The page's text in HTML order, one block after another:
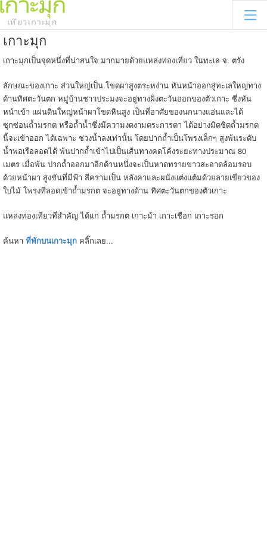
เกาะมุก
เกาะมุกเป็นจุดหนึ่งที่น่าสนใจ มากมายด้วยแหล่งท่องเที่ยว ในทะเล จ. ตรัง
ลักษณะของเกาะ ส่วนใหญ่เป็น โขดผาสูงตระหง่าน หันหน้าออกสู่ทะเลใหญ่ทาง
ด้านทิศตะวันตก หมู่บ้านชาวประมงจะอยู่ทางฝั่งตะวันออกของตัวเกาะ ซึ่งหัน
หน้าเข้า แผ่นดินใหญ่หน้าผาโขดหินสูง เป็นที่อาศัยของนกนางแอ่นและได้
ซุกซ่อนถ้ำมรกต หรือถ้ำน้ำซึ่งมีความงดงามตระการตา ได้อย่างมิดชิดถ้ำมรกต
นี้จะเข้าออก ได้เฉพาะ ช่วงน้ำลงเท่านั้น โดยปากถ้ำเป็นโพรงเล็กๆ สูงพ้นระดับ
น้ำพอเรือลอดได้ พ้นปากถ้ำเข้าไปเป็นเส้นทางคดโค้งระยะทางประมาณ 80
เมตร เมื่อพ้น ปากถ้ำออกมาอีกด้านหนึ่งจะเป็นหาดทรายขาวสะอาดล้อมรอบ
ด้วยหน้าผา สูงชันที่มีฟ้า สีครามเป็น หลังคาและผนังแต่งแต้มด้วยลายเขียวของ
ใบไม้ โพรงที่ลอดเข้าถ้ำมรกต จะอยู่ทางด้าน ทิศตะวันตกของตัวเกาะ
แหล่งท่องเที่ยวที่สำคัญ ได้แก่ ถ้ำมรกต เกาะม้า เกาะเชือก เกาะรอก
ค้นหา ที่พักบนเกาะมุก คลิ๊กเลย...